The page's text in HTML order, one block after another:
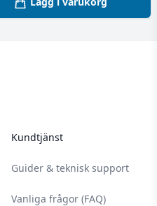
Kundtjänst
Guider & teknisk support
Vanliga frågor (FAQ)